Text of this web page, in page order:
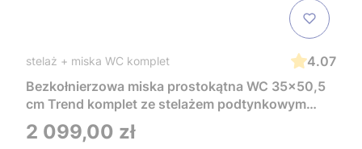
stelaż + miska WC komplet
4.07
Bezkołnierzowa miska prostokątna WC 35x50,5
cm Trend komplet ze stelażem podtynkowym
Tece i czarnym przyciskiem TeceNow
TR2216+Tece
Cena
2 099,00 zł